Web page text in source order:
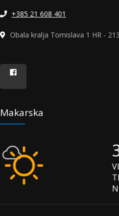
+385 21 608 401
Obala kralja Tomislava 1 HR -
Makarska